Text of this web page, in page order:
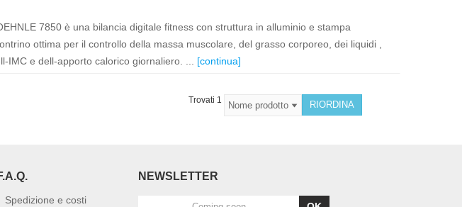
7850 è una bilancia digitale fitness con struttura in alluminio e stampa
ottima per il controllo della massa muscolare, del grasso corporeo, dei liquidi ,
IMC e dell-apporto calorico giornaliero. ... [continua]
Trovati 1
Spedizione e costi
NEWSLETTER